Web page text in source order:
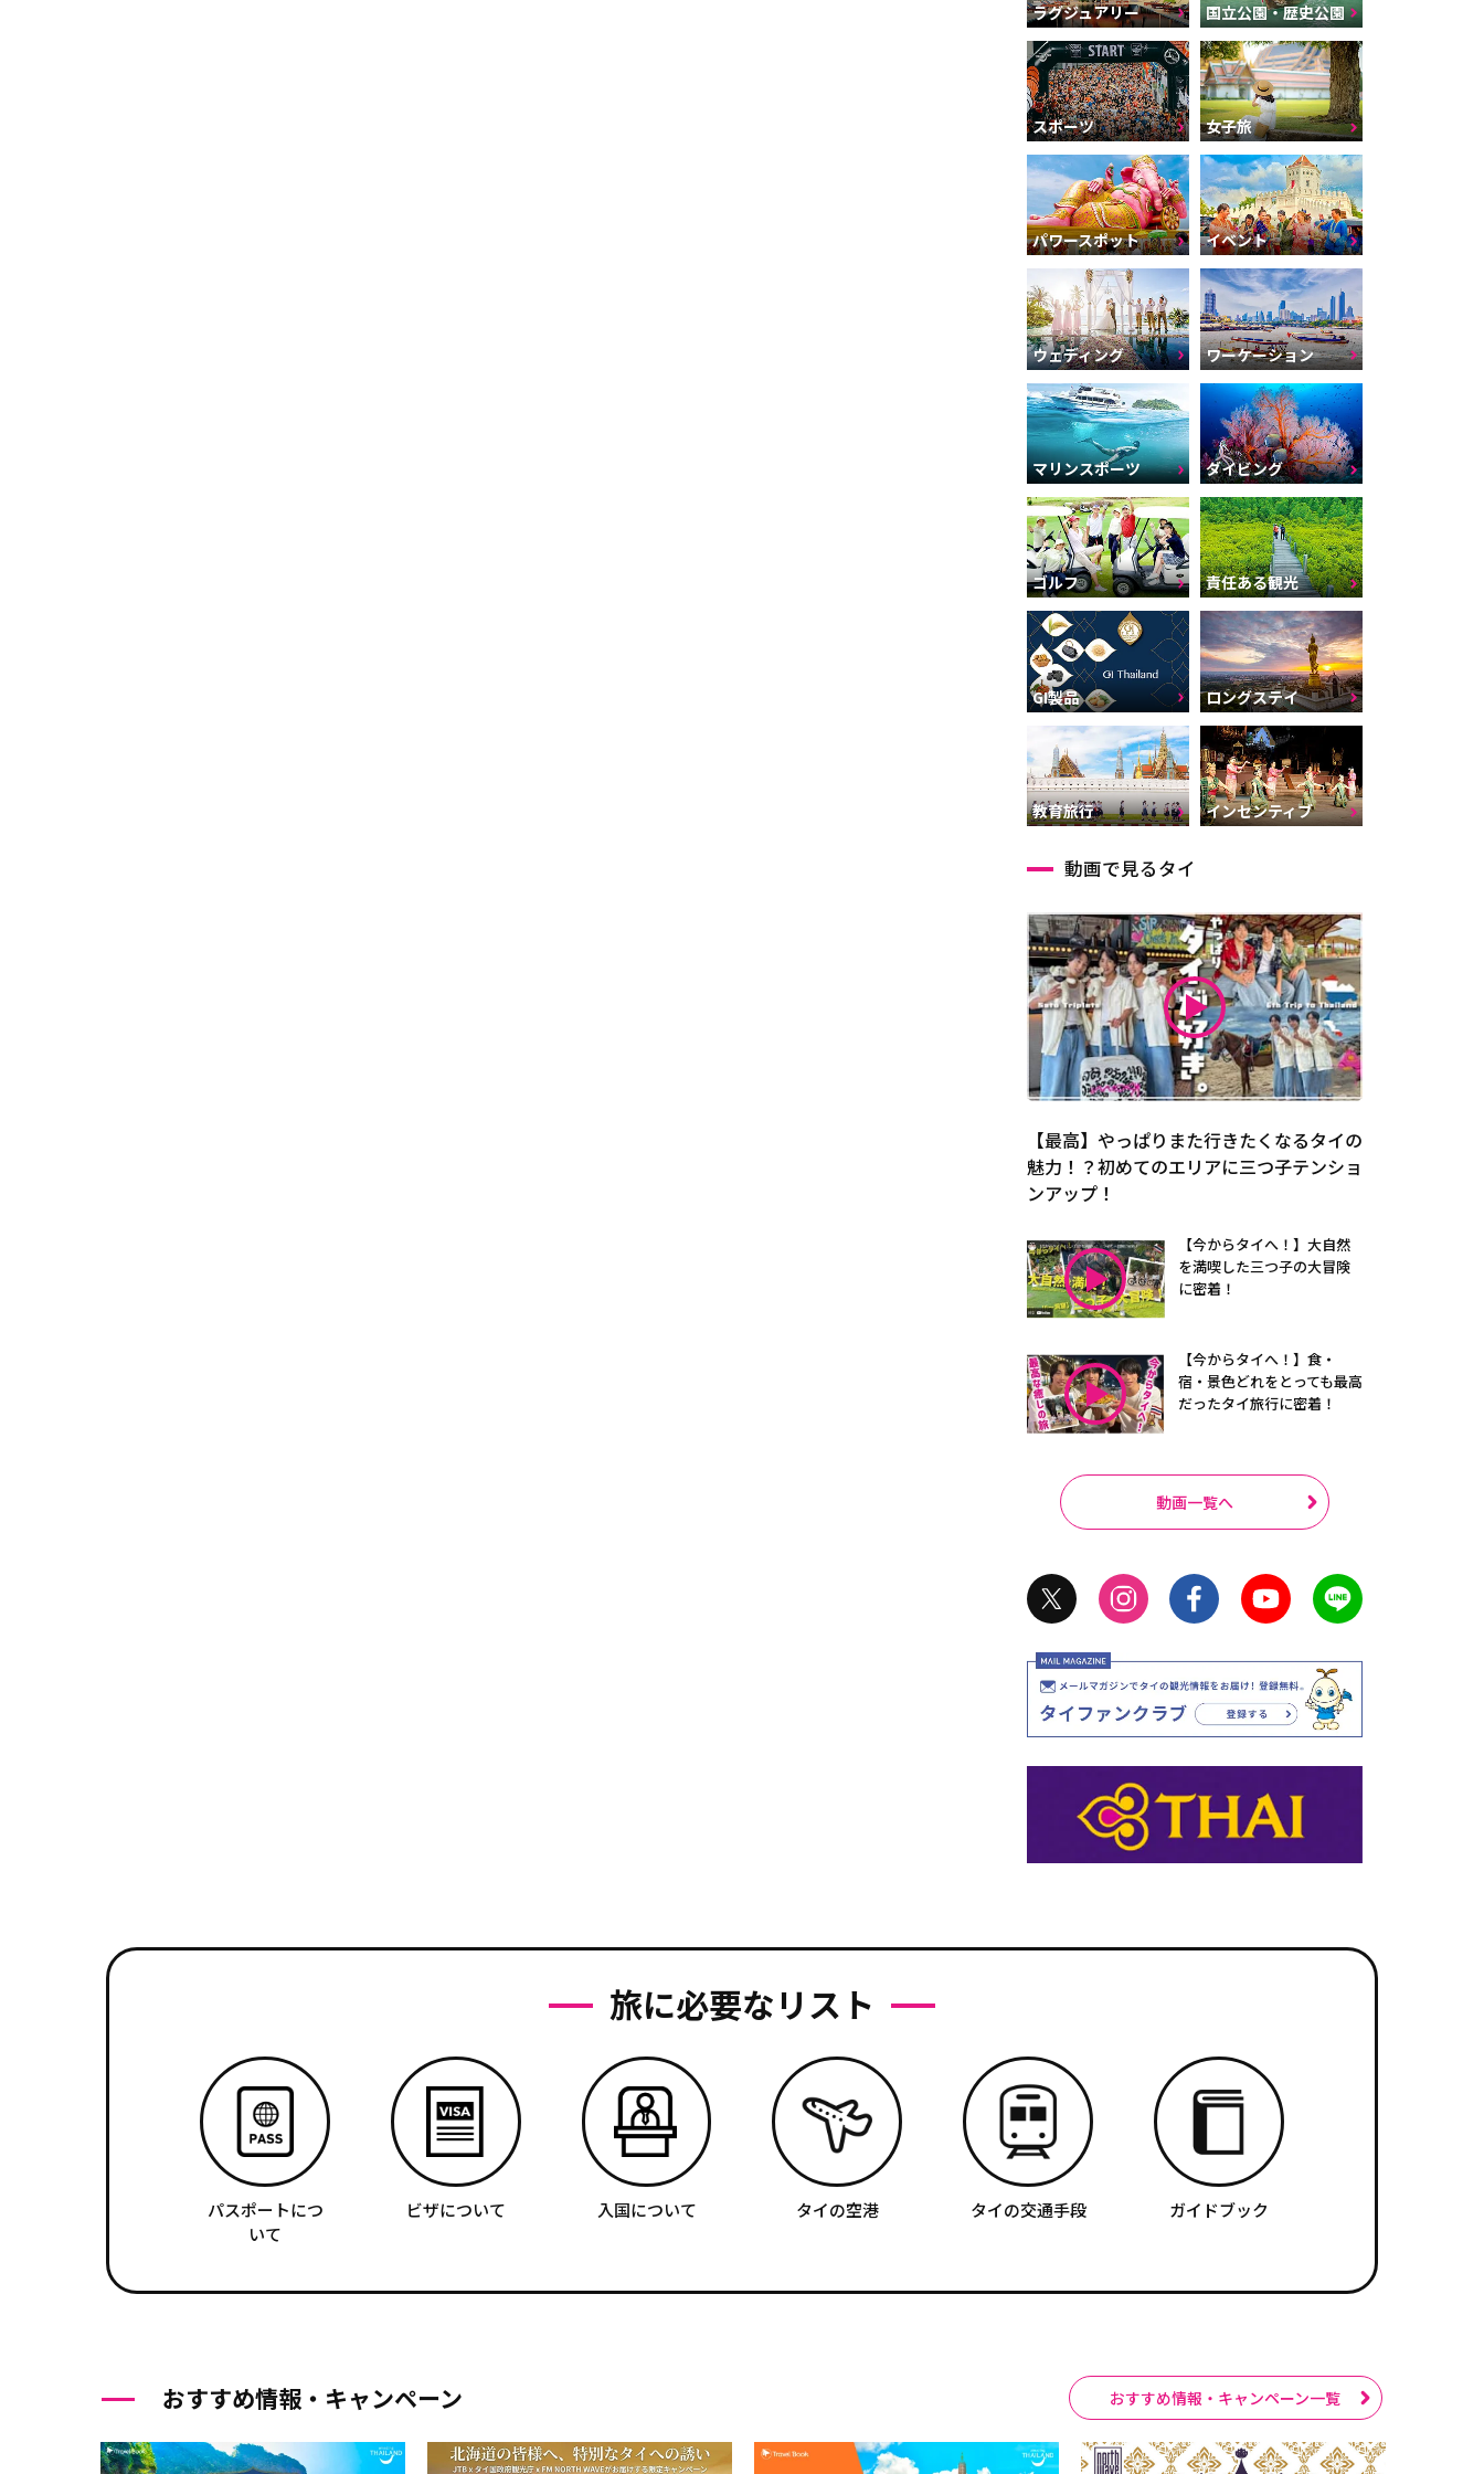
ラグジュアリー 国立公園・歴史公園
スポーツ 女子旅
パワースポット イベント
ウェディング ワーケーション
マリンスポーツ ダイビング
ゴルフ 責任ある観光
GI製品 ロングステイ
教育旅行 インセンティブ
動画で見るタイ
【最高】やっぱりまた行きたくなるタイの
魅力！？初めてのエリアに三つ子テンショ
ンアップ！
【今からタイへ！】大自然
を満喫した三つ子の大冒険
に密着！
【今からタイへ！】食・
宿・景色どれをとっても最高
だったタイ旅行に密着！
動画一覧へ
旅に必要なリスト
パスポートにつ
いて
ビザについて 入国について タイの空港 タイの交通手段 ガイドブック
おすすめ情報・キャンペーン おすすめ情報・キャンペーン一覧